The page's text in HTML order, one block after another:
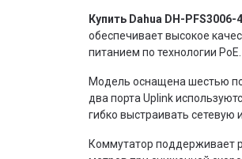
Купить Dahua DH-PFS3006-
обеспечивает высокое
питанием по технологии PoE.
Модель оснащена шестью
два порта Uplink
гибко выстраивать сетевую
Коммутатор поддерживает